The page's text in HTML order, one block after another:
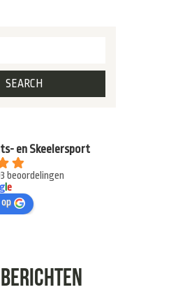
en Skeelersport
beoordelingen
gle